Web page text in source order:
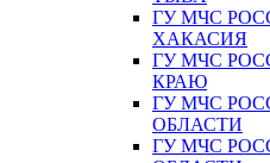
ГУ МЧС
ХАКАСИЯ
ГУ МЧС
КРАЮ
ГУ МЧС
ОБЛАСТИ
ГУ МЧС